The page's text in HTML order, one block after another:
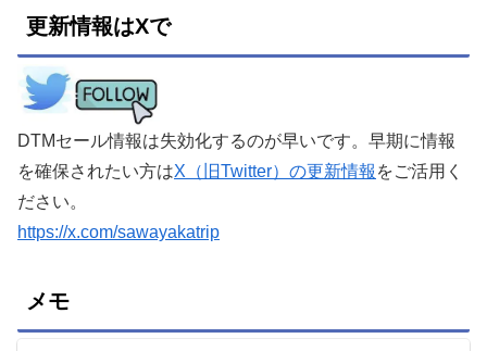
更新情報はXで
DTMセール情報は失効化するのが早いです。早期に情報
を確保されたい方はX（旧Twitter）の更新情報 をご活用く
ださい。
https://x.com/sawayakatrip
メモ